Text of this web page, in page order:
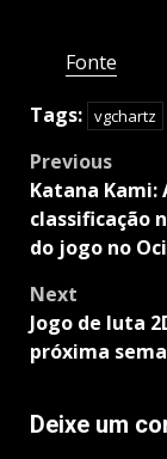
Fonte
Tags: vgchartz
Post
Previous
Katana Kami:
classificação
do jogo no
Next
Jogo de luta
próxima
Deixe um